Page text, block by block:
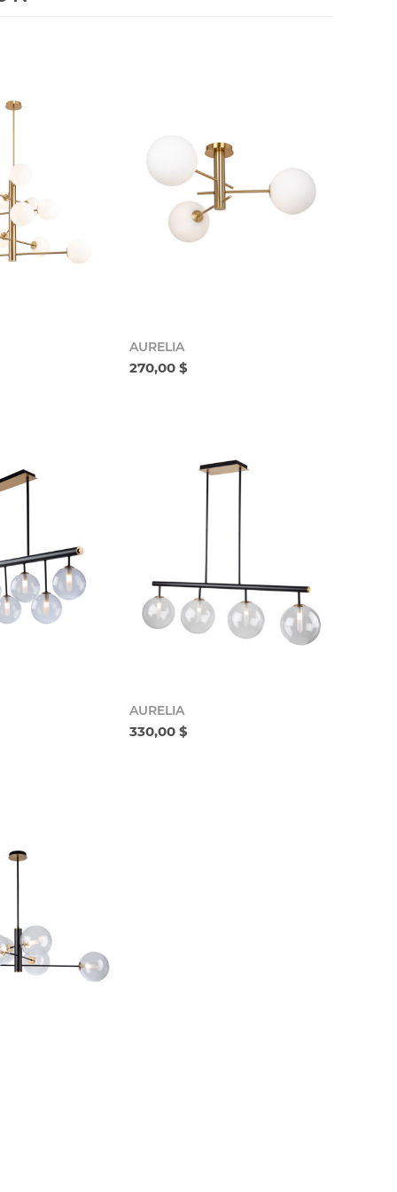
AURELIA
270,00 $
AURELIA
330,00 $